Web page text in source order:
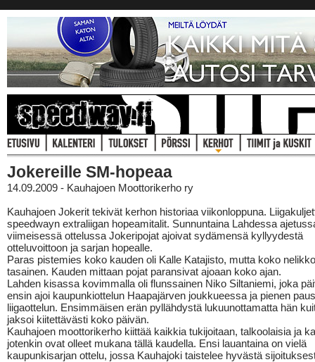
Jokereille SM-hopeaa
14.09.2009 - Kauhajoen Moottorikerho ry
Kauhajoen Jokerit tekivät kerhon historiaa viikonloppuna.
speedwayn extraliigan hopeamitalit. Sunnuntaina Lahdessa
viimeisessä ottelussa Jokeripojat ajoivat sydämensä kyllyydestä
otteluvoittoon ja sarjan hopealle.
Paras pistemies koko kauden oli Kalle Katajisto, mutta koko
tasainen. Kauden mittaan pojat paransivat ajoaan koko ajan.
Lahden kisassa kovimmalla oli flunssainen Niko Siltaniemi, joka
ensin ajoi kaupunkiottelun Haapajärven joukkueessa ja pienen
liigaottelun. Ensimmäisen erän pyllähdystä lukuunottamatta hän
jaksoi kiitettävästi koko päivän.
Kauhajoen moottorikerho kiittää kaikkia tukijoitaan, talkoolaisia ja
jotenkin ovat olleet mukana tällä kaudella. Ensi lauantaina on vielä
kaupunkisarjan ottelu, jossa Kauhajoki taistelee hyvästä